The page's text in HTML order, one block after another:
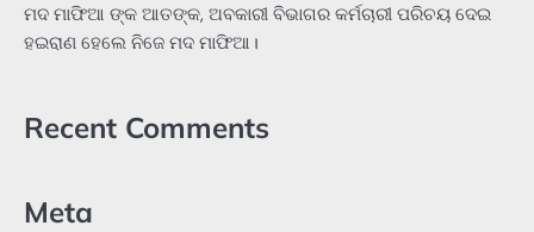
ମଦ ମାଫିଆ ଙ୍କ ଆତଙ୍କ, ଅବକାରୀ ବିଭାଗର କର୍ମଚାରୀ ପରିଚୟ ଦେଇ
ହଇରାଣ ହେଲେ ନିଜେ ମଦ ମାଫିଆ।
Recent Comments
Meta